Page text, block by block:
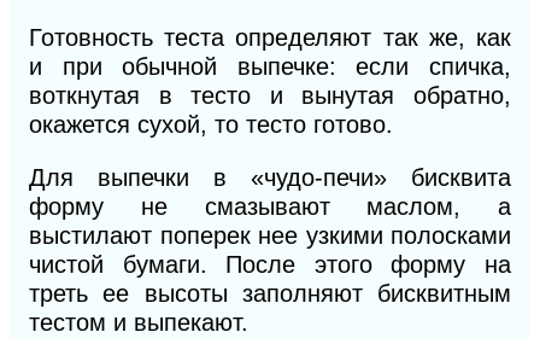
Готовность теста определяют так же, как
и при обычной выпечке: если спичка,
воткнутая в тесто и вынутая обратно,
окажется сухой, то тесто готово.
Для выпечки в «чудо-печи» бисквита
форму не смазывают маслом, а
выстилают поперек нее узкими полосками
чистой бумаги. После этого форму на
треть ее высоты заполняют бисквитным
тестом и выпекают.